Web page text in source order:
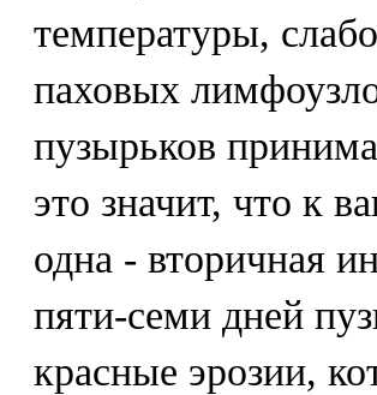
температуры,
паховых
пузырьков
это значит, что к
одна - вторичная
пяти-семи дней
красные эрозии,